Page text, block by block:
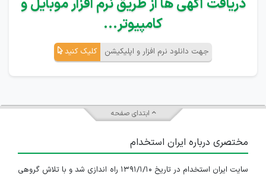
دریافت آگهی ها از طریق نرم افزار موبایل و
کامپیوتر...
جهت دانلود نرم افزار و اپلیکیشن کلیک کنید
ابتدای صفحه
مختصری درباره ایران استخدام
سایت ایران استخدام در تاریخ ۱۳۹۱/۱/۱۰ راه اندازی شد و با تلاش گروهی